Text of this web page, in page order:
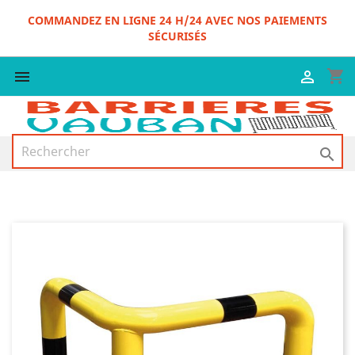
COMMANDEZ EN LIGNE 24 H/24 AVEC NOS PAIEMENTS
SÉCURISÉS
 shopping_cart

